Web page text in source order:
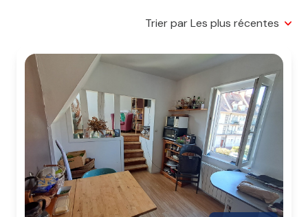
Trier par Les plus récentes